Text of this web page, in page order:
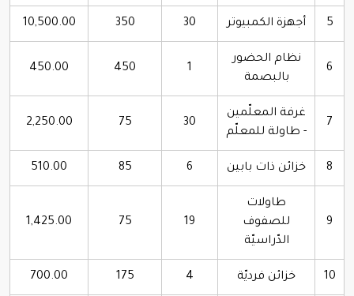
5 أجهزة الكمبيوتر 30
350
10,500.00
6
نظام الحضور
بالبصمة
1
450
450.00
7
غرفة المعلّمين
- طاولة للمعلّم
30
75
2,250.00
8 خزائن ذات بابين 6
85
510.00
9
طاولات
للصفوف
الدّراسيّة
19
75
1,425.00
10 خزائن فرديّة 4
175
700.00